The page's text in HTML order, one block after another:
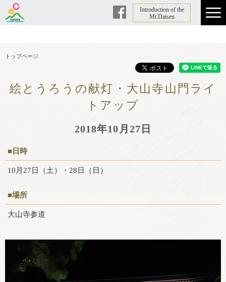
Facebook
Introduction of the
Mt.Daisen
トップページ
絵とうろうの献灯・大山寺山門ライ
トアップ
2018年10月27日
■日時
10月27日（土）・28日（日）
■場所
大山寺参道